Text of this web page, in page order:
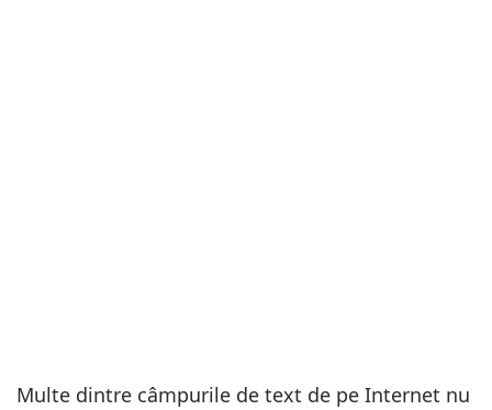
Multe dintre câmpurile de text de pe Internet nu